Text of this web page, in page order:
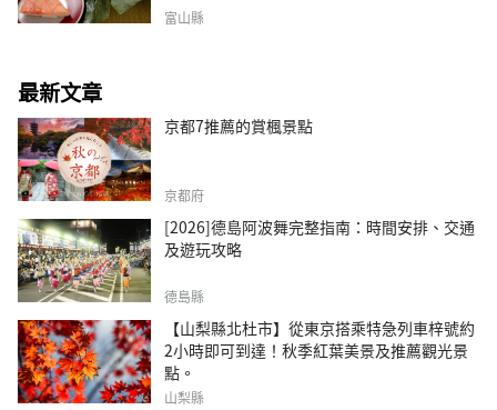
富山縣
最新文章
京都7推薦的賞楓景點
京都府
[2026]德島阿波舞完整指南：時間安排、交通
及遊玩攻略
德島縣
【山梨縣北杜市】從東京搭乘特急列車梓號約
2小時即可到達！秋季紅葉美景及推薦觀光景
點。
山梨縣